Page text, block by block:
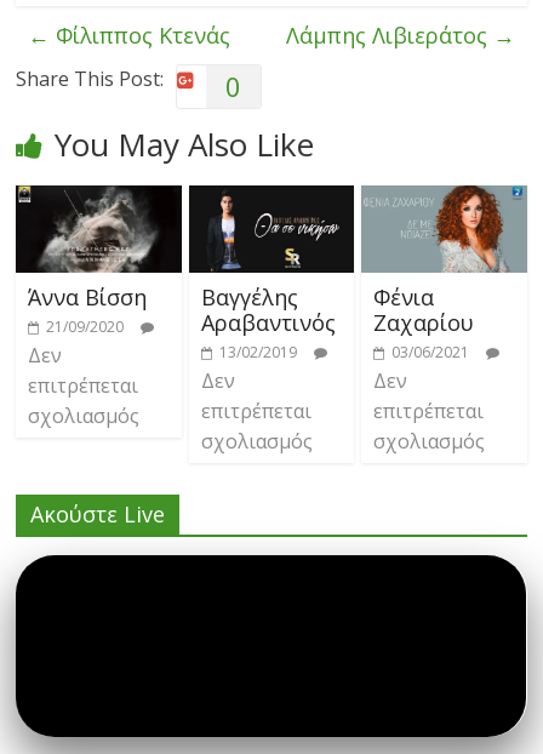
← Φίλιππος Κτενάς Λάμπης Λιβιεράτος →
Share This Post: 0
You May Also Like
Άννα Βίσση
21/09/2020
Δεν
επιτρέπεται
σχολιασμός
Βαγγέλης
Αραβαντινός
13/02/2019
Δεν
επιτρέπεται
σχολιασμός
Φένια
Ζαχαρίου
03/06/2021
Δεν
επιτρέπεται
σχολιασμός
Ακούστε Live